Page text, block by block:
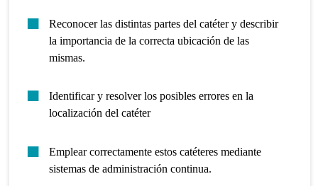
Reconocer las distintas partes del catéter y describir
la importancia de la correcta ubicación de las
mismas.
Identificar y resolver los posibles errores en la
localización del catéter
Emplear correctamente estos catéteres mediante
sistemas de administración continua.